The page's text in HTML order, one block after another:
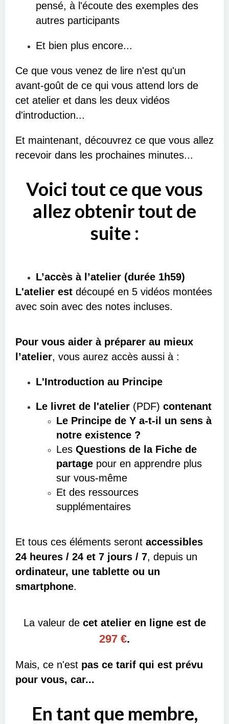
pensé, à l'écoute des exemples des
autres participants
Et bien plus encore...
Ce que vous venez de lire n'est qu'un
avant-goût de ce qui vous attend lors de
cet atelier et dans les deux vidéos
d'introduction...
Et maintenant, découvrez ce que vous allez
recevoir dans les prochaines minutes...
Voici tout ce que vous
allez obtenir tout de
suite :
L’accès à l’atelier (durée 1h59)
L'atelier est découpé en 5 vidéos montées
avec soin avec des notes incluses.
Pour vous aider à préparer au mieux
l’atelier, vous aurez accès aussi à :
L'Introduction au Principe
Le livret de l'atelier (PDF) contenant
Le Principe de Y a-t-il un sens à
notre existence ?
Les Questions de la Fiche de
partage pour en apprendre plus
sur vous-même
Et des ressources
supplémentaires
Et tous ces éléments seront accessibles
24 heures / 24 et 7 jours / 7, depuis un
ordinateur, une tablette ou un
smartphone.
La valeur decet atelier en ligne est de
297 €.
Mais, ce n'est pas ce tarif qui est prévu
pour vous, car...
En tant que membre,